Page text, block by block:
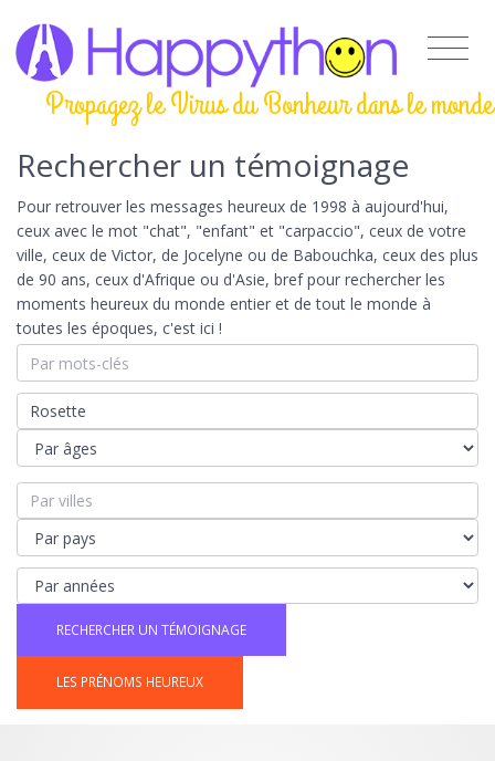
Propagez le Virus du Bonheur dans le monde
Rechercher un témoignage
Pour retrouver les messages heureux de 1998 à aujourd'hui,
ceux avec le mot "chat", "enfant" et "carpaccio", ceux de votre
ville, ceux de Victor, de Jocelyne ou de Babouchka, ceux des plus
de 90 ans, ceux d'Afrique ou d'Asie, bref pour rechercher les
moments heureux du monde entier et de tout le monde à
toutes les époques, c'est ici !
LES PRÉNOMS HEUREUX